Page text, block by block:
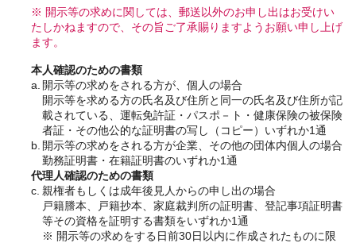
※ 開示等の求めに関しては、郵送以外のお申し出はお受けい
たしかねますので、その旨ご了承賜りますようお願い申し上げ
ます。
本人確認のための書類
a. 開示等の求めをされる方が、個人の場合
開示等を求める方の氏名及び住所と同一の氏名及び住所が記
載されている、運転免許証・パスポ－ト・健康保険の被保険
者証・その他公的な証明書の写し（コピー）いずれか1通
b. 開示等の求めをされる方が企業、その他の団体内個人の場合
勤務証明書・在籍証明書のいずれか1通
代理人確認のための書類
c. 親権者もしくは成年後見人からの申し出の場合
戸籍謄本、戸籍抄本、家庭裁判所の証明書、登記事項証明書
等その資格を証明する書類をいずれか1通
※ 開示等の求めをする日前30日以内に作成されたものに限